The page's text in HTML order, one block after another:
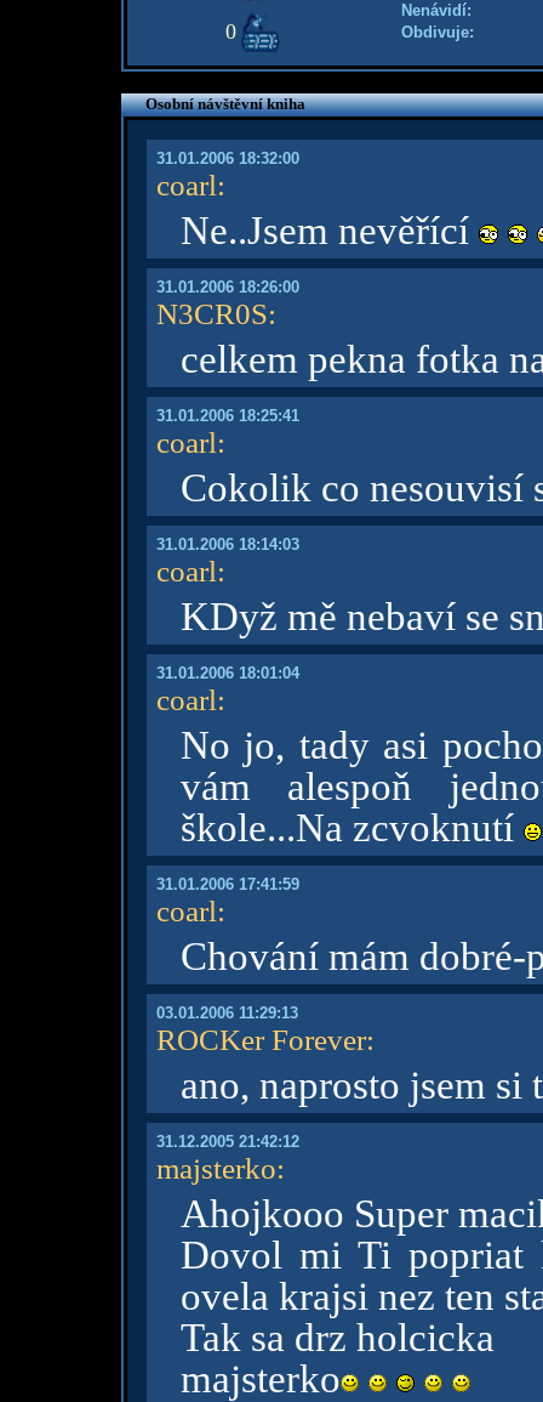
0
Nenávidí:
Obdivuje:
Osobní návštěvní kniha
31.01.2006 18:32:00
coarl:
Ne..Jsem nevěřící
31.01.2006 18:26:00
N3CR0S:
celkem pekna fotka
31.01.2006 18:25:41
coarl:
Cokolik co nesouvisí
31.01.2006 18:14:03
coarl:
KDyž mě nebaví se
31.01.2006 18:01:04
coarl:
No jo, tady asi
vám alespoň
škole...Na zcvoknutí
31.01.2006 17:41:59
coarl:
Chování mám dobré-
03.01.2006 11:29:13
ROCKer Forever:
ano, naprosto jsem si
31.12.2005 21:42:12
majsterko:
Ahojkooo Super
Dovol mi Ti popriat
ovela krajsi nez ten
Tak sa drz holcicka
majsterko